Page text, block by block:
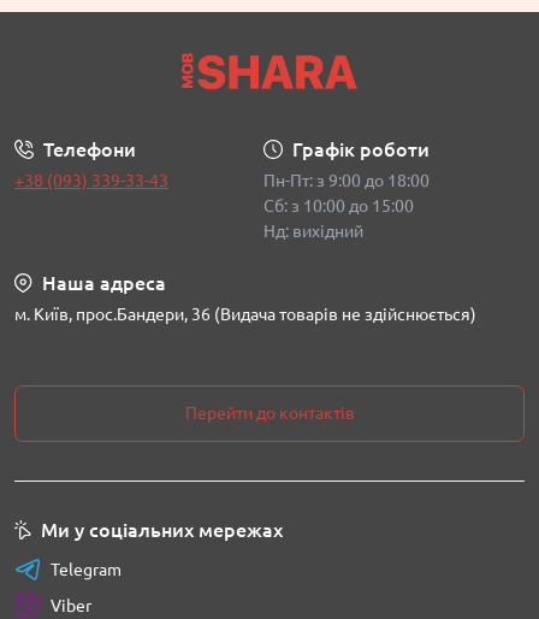
Телефони
+38 (093) 339-33-43
Графік роботи
Пн-Пт: з 9:00 до 18:00
Сб: з 10:00 до 15:00
Нд: вихідний
Наша адреса
м. Київ, прос.Бандери, 36 (Видача товарів не здійснюється)
Перейти до контактів
Ми у соціальних мережах
Telegram
Viber